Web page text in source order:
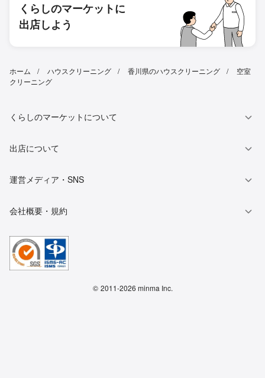
くらしのマーケットに
出店しよう
ホーム ハウスクリーニング 香川県のハウスクリーニング
空室
クリーニング
くらしのマーケットについて
出店について
運営メディア・SNS
会社概要・規約
© 2011-2026 minma Inc.